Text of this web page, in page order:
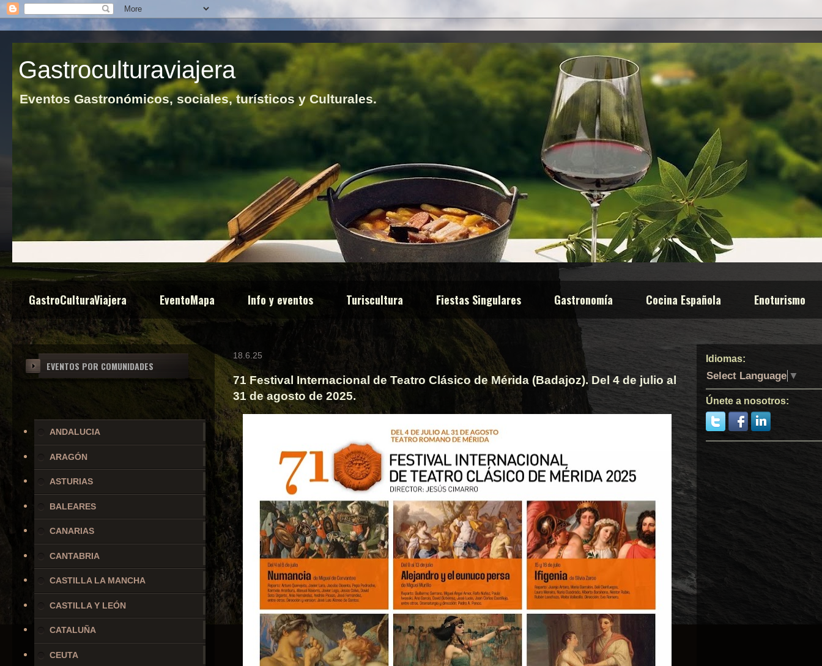
Gastroculturaviajera
Eventos Gastronómicos, sociales, turísticos y Culturales.
GastroCulturaViajera EventoMapa Info y eventos Turiscultura Fiestas Singulares Gastronomía Cocina Española Enoturismo
18.6.25
71 Festival Internacional de Teatro Clásico de Mérida (Badajoz). Del 4 de julio al
31 de agosto de 2025.
EVENTOS POR COMUNIDADES
ANDALUCIA
ARAGÓN
ASTURIAS
BALEARES
CANARIAS
CANTABRIA
CASTILLA LA MANCHA
CASTILLA Y LEÓN
CATALUÑA
CEUTA
Idiomas:
Select Language ▼
Únete a nosotros: